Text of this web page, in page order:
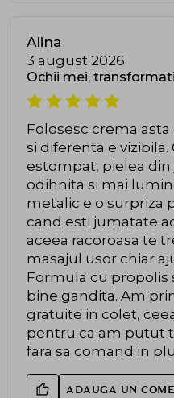
Alina
3 august 2026
Ochii mei,
Folosesc crema
si diferenta e
estompat, pielea
odihnita si mai
metalic e o surpriza
cand esti jumatate
aceea racoroasa te
masajul usor chiar
Formula cu propolis
bine gandita. Am
gratuite in colet,
pentru ca am putut
fara sa comand in
ADAUGA UN